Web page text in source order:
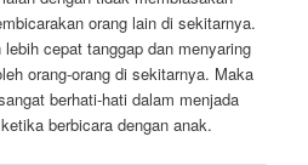
orang lain di sekitarnya.
cepat tanggap dan menyaring
orang-orang di sekitarnya. Maka
berhati-hati dalam menjada
berbicara dengan anak.